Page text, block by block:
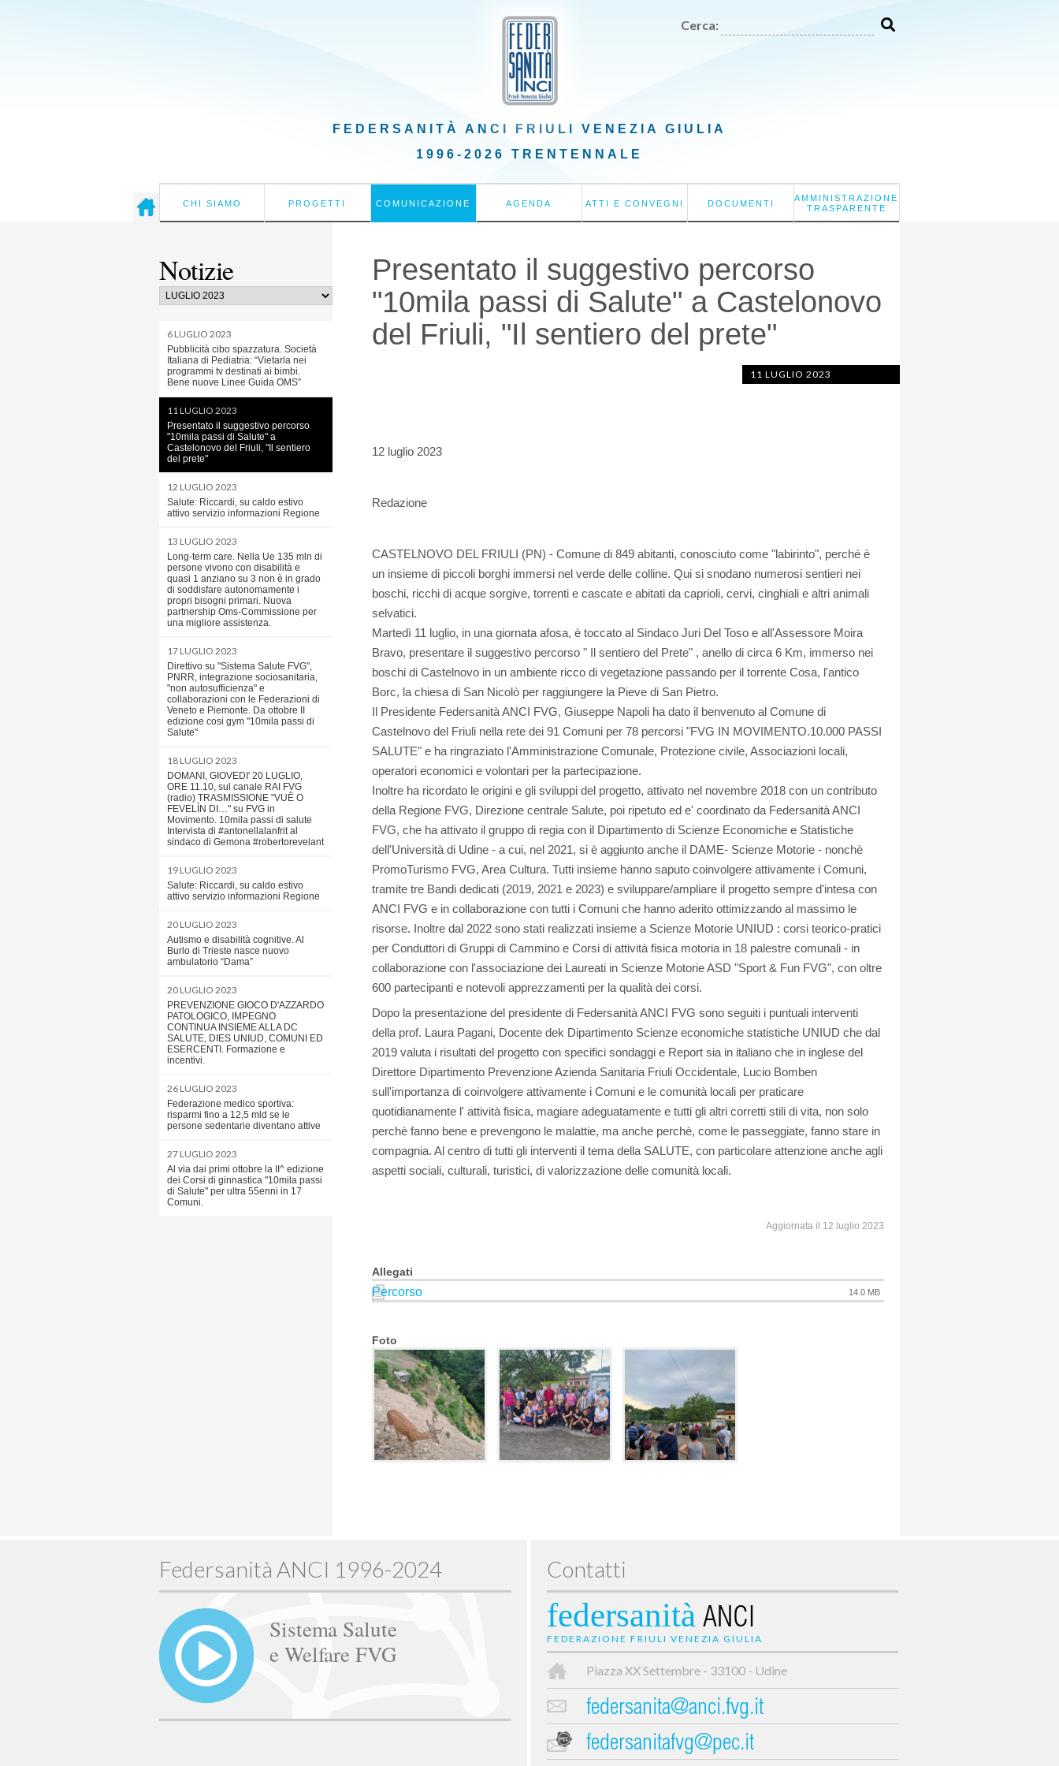
Cerca:
FEDERSANITÀ ANCI FRIULI VENEZIA GIULIA
1996-2026 TRENTENNALE
CHI SIAMO PROGETTI COMUNICAZIONE AGENDA ATTI E CONVEGNI DOCUMENTI
AMMINISTRAZIONE
TRASPARENTE
Notizie
6 LUGLIO 2023
Pubblicità cibo spazzatura. Società
Italiana di Pediatria: “Vietarla nei
programmi tv destinati ai bimbi.
Bene nuove Linee Guida OMS”
11 LUGLIO 2023
Presentato il suggestivo percorso
"10mila passi di Salute" a
Castelonovo del Friuli, "Il sentiero
del prete"
12 LUGLIO 2023
Salute: Riccardi, su caldo estivo
attivo servizio informazioni Regione
13 LUGLIO 2023
Long-term care. Nella Ue 135 mln di
persone vivono con disabilità e
quasi 1 anziano su 3 non è in grado
di soddisfare autonomamente i
propri bisogni primari. Nuova
partnership Oms-Commissione per
una migliore assistenza.
17 LUGLIO 2023
Direttivo su "Sistema Salute FVG",
PNRR, integrazione sociosanitaria,
"non autosufficienza" e
collaborazioni con le Federazioni di
Veneto e Piemonte. Da ottobre II
edizione cosi gym "10mila passi di
Salute"
18 LUGLIO 2023
DOMANI, GIOVEDI' 20 LUGLIO,
ORE 11.10, sul canale RAI FVG
(radio) TRASMISSIONE "VUÊ O
FEVELÌN DI…" su FVG in
Movimento. 10mila passi di salute
Intervista di #antonellalanfrit al
sindaco di Gemona #robertorevelant
19 LUGLIO 2023
Salute: Riccardi, su caldo estivo
attivo servizio informazioni Regione
20 LUGLIO 2023
Autismo e disabilità cognitive. Al
Burlo di Trieste nasce nuovo
ambulatorio “Dama”
20 LUGLIO 2023
PREVENZIONE GIOCO D'AZZARDO
PATOLOGICO, IMPEGNO
CONTINUA INSIEME ALLA DC
SALUTE, DIES UNIUD, COMUNI ED
ESERCENTI. Formazione e
incentivi.
26 LUGLIO 2023
Federazione medico sportiva:
risparmi fino a 12,5 mld se le
persone sedentarie diventano attive
27 LUGLIO 2023
Al via dai primi ottobre la II^ edizione
dei Corsi di ginnastica "10mila passi
di Salute" per ultra 55enni in 17
Comuni.
Presentato il suggestivo percorso
"10mila passi di Salute" a Castelonovo
del Friuli, "Il sentiero del prete"
11 LUGLIO 2023
12 luglio 2023
Redazione
CASTELNOVO DEL FRIULI (PN) - Comune di 849 abitanti, conosciuto come "labirinto", perché è
un insieme di piccoli borghi immersi nel verde delle colline. Qui si snodano numerosi sentieri nei
boschi, ricchi di acque sorgive, torrenti e cascate e abitati da caprioli, cervi, cinghiali e altri animali
selvatici.
Martedì 11 luglio, in una giornata afosa, è toccato al Sindaco Juri Del Toso e all'Assessore Moira
Bravo, presentare il suggestivo percorso " Il sentiero del Prete" , anello di circa 6 Km, immerso nei
boschi di Castelnovo in un ambiente ricco di vegetazione passando per il torrente Cosa, l'antico
Borc, la chiesa di San Nicolò per raggiungere la Pieve di San Pietro.
Il Presidente Federsanità ANCI FVG, Giuseppe Napoli ha dato il benvenuto al Comune di
Castelnovo del Friuli nella rete dei 91 Comuni per 78 percorsi "FVG IN MOVIMENTO.10.000 PASSI
SALUTE" e ha ringraziato l'Amministrazione Comunale, Protezione civile, Associazioni locali,
operatori economici e volontari per la partecipazione.
Inoltre ha ricordato le origini e gli sviluppi del progetto, attivato nel novembre 2018 con un contributo
della Regione FVG, Direzione centrale Salute, poi ripetuto ed e' coordinato da Federsanità ANCI
FVG, che ha attivato il gruppo di regia con il Dipartimento di Scienze Economiche e Statistiche
dell'Università di Udine - a cui, nel 2021, si è aggiunto anche il DAME- Scienze Motorie - nonchè
PromoTurismo FVG, Area Cultura. Tutti insieme hanno saputo coinvolgere attivamente i Comuni,
tramite tre Bandi dedicati (2019, 2021 e 2023) e sviluppare/ampliare il progetto sempre d'intesa con
ANCI FVG e in collaborazione con tutti i Comuni che hanno aderito ottimizzando al massimo le
risorse. Inoltre dal 2022 sono stati realizzati insieme a Scienze Motorie UNIUD : corsi teorico-pratici
per Conduttori di Gruppi di Cammino e Corsi di attività fisica motoria in 18 palestre comunali - in
collaborazione con l'associazione dei Laureati in Scienze Motorie ASD "Sport & Fun FVG", con oltre
600 partecipanti e notevoli apprezzamenti per la qualità dei corsi.
Dopo la presentazione del presidente di Federsanità ANCI FVG sono seguiti i puntuali interventi
della prof. Laura Pagani, Docente dek Dipartimento Scienze economiche statistiche UNIUD che dal
2019 valuta i risultati del progetto con specifici sondaggi e Report sia in italiano che in inglese del
Direttore Dipartimento Prevenzione Azienda Sanitaria Friuli Occidentale, Lucio Bomben
sull'importanza di coinvolgere attivamente i Comuni e le comunità locali per praticare
quotidianamente l' attività fisica, magiare adeguatamente e tutti gli altri corretti stili di vita, non solo
perchè fanno bene e prevengono le malattie, ma anche perchè, come le passeggiate, fanno stare in
compagnia. Al centro di tutti gli interventi il tema della SALUTE, con particolare attenzione anche agli
aspetti sociali, culturali, turistici, di valorizzazione delle comunità locali.
Aggiornata il 12 luglio 2023
Allegati
Percorso 14.0 MB
Foto
Federsanità ANCI 1996-2024
Sistema Salute
e Welfare FVG
Contatti
federsanità ANCI
FEDERAZIONE FRIULI VENEZIA GIULIA
Piazza XX Settembre - 33100 - Udine
federsanita@anci.fvg.it
federsanitafvg@pec.it